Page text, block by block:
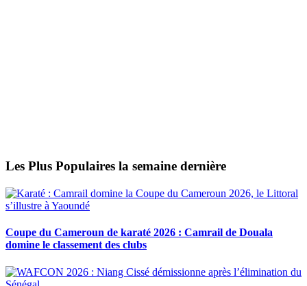
Les Plus Populaires la semaine dernière
Coupe du Cameroun de karaté 2026 : Camrail de Douala
domine le classement des clubs